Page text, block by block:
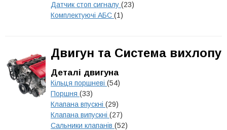
Датчик стоп сигналу (23)
Комплектуючі АБС (1)
Двигун та Система вихлопу
Деталі двигуна
Кільця поршневі (54)
Поршня (33)
Клапана впускні (29)
Клапана випускні (27)
Сальники клапанів (52)